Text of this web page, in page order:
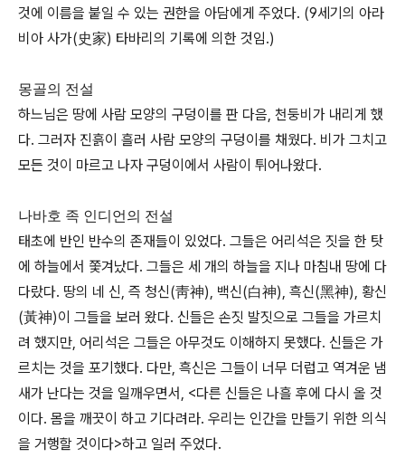
것에 이름을 붙일 수 있는 권한을 아담에게 주었다. (9세기의 아라
비아 사가(史家) 타바리의 기록에 의한 것임.)
몽골의 전설
하느님은 땅에 사람 모양의 구덩이를 판 다음, 천둥비가 내리게 했
다. 그러자 진흙이 흘러 사람 모양의 구덩이를 채웠다. 비가 그치고
모든 것이 마르고 나자 구덩이에서 사람이 튀어나왔다.
나바호 족 인디언의 전설
태초에 반인 반수의 존재들이 있었다. 그들은 어리석은 짓을 한 탓
에 하늘에서 쫓겨났다. 그들은 세 개의 하늘을 지나 마침내 땅에 다
다랐다. 땅의 네 신, 즉 청신(靑神), 백신(白神), 흑신(黑神), 황신
(黃神)이 그들을 보러 왔다. 신들은 손짓 발짓으로 그들을 가르치
려 했지만, 어리석은 그들은 아무것도 이해하지 못했다. 신들은 가
르치는 것을 포기했다. 다만, 흑신은 그들이 너무 더럽고 역겨운 냄
새가 난다는 것을 일깨우면서, <다른 신들은 나흘 후에 다시 올 것
이다. 몸을 깨끗이 하고 기다려라. 우리는 인간을 만들기 위한 의식
을 거행할 것이다>하고 일러 주었다.